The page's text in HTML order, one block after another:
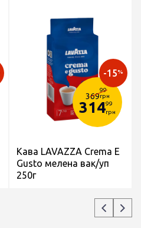
369
99
грн
31499
грн
-15%
Кава LAVAZZA Crema E
Gusto мелена вак/уп
250г